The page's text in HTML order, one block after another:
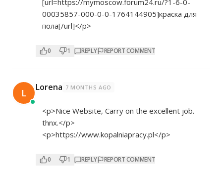
[url=https://mymoscow.forum24.ru/?1-6-0-
00035857-000-0-0-1764144905]краска для
пола[/url]</p>
0 1 REPLY REPORT COMMENT
L Lorena 7 MONTHS AGO
<p>Nice Website, Carry on the excellent job.
thnx.</p>
<p>https://www.kopalniapracy.pl</p>
0 1 REPLY REPORT COMMENT